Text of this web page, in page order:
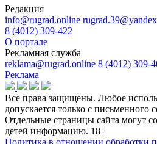
Редакция
info@rugrad.online
8 (4012) 309-422
О портале
Рекламная служба
reklama@rugrad.online 8 (4012) 309-
Реклама
Все права защищены. Любое
допускается только с письменного
Отдельные страницы сайта могут
детей информацию. 18+
Политика в отношении обработки